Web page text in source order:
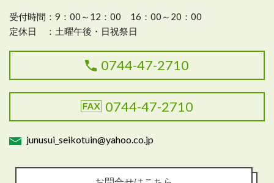
受付時間： 9：00～12：00 16：00～20：00
定休日 ： 土曜午後・日祝祭日
0744-47-2710
0744-47-2710
junusui_seikotuin@yahoo.co.jp